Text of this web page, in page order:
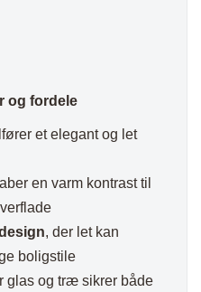
og fordele
et elegant og let
en varm kontrast til
, der let kan
boligstile
glas og træ sikrer både